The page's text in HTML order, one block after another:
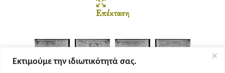
Εκτιμούμε την ιδιωτικότητά σας.
Επέκταση